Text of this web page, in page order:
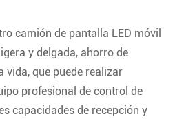
camión de pantalla LED móvil
y delgada, ahorro de
vida, que puede realizar
profesional de control de
capacidades de recepción y